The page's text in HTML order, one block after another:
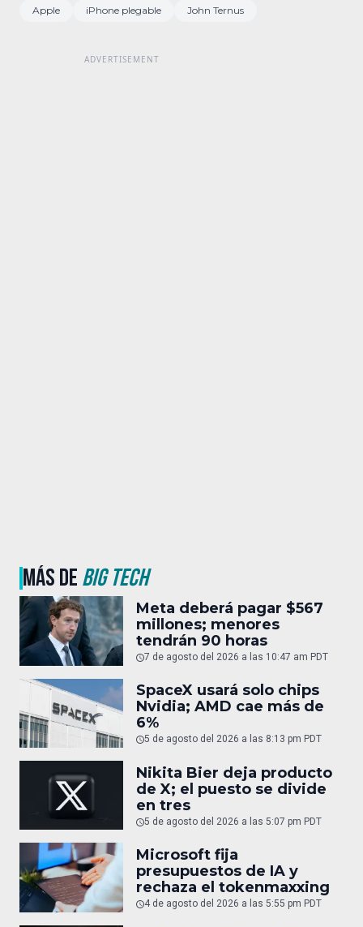
Apple iPhone plegable John Ternus
MÁS DEBIG TECH
Meta deberá pagar $567
millones; menores
tendrán 90 horas
7 de agosto del 2026 a las 10:47 am PDT
SpaceX usará solo chips
Nvidia; AMD cae más de
6%
5 de agosto del 2026 a las 8:13 pm PDT
Nikita Bier deja producto
de X; el puesto se divide
en tres
5 de agosto del 2026 a las 5:07 pm PDT
Microsoft fija
presupuestos de IA y
rechaza el tokenmaxxing
4 de agosto del 2026 a las 5:55 pm PDT